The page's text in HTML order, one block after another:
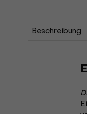
Beschreibung